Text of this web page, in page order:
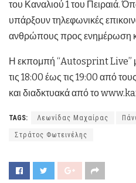
του Καναλιού 1 του Πειραιά.
υπάρξουν τηλεφωνικές
ανθρώπους προς ενημέρωση
Η εκπομπή “Autosprint Live”
τις 18:00 έως τις 19:00 από
και διαδκτυακά από το
TAGS: Λεωνίδας Μαχαίρας
Στράτος Φωτεινέλης